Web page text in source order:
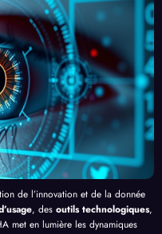
, au-
delà
de
Bang
ui
cacit
é de
l’IA
de l’innovation et de la donnée
, des outils technologiques,
met en lumière les dynamiques